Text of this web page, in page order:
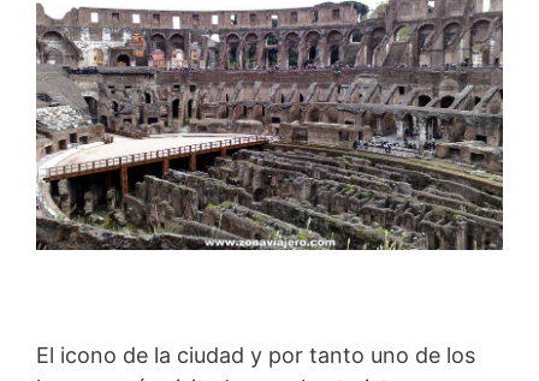
El icono de la ciudad y por tanto uno de los